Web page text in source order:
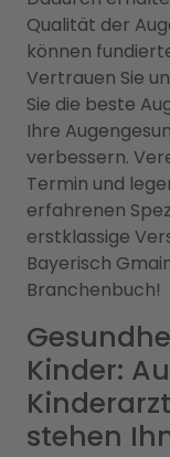
Qualität der
können
Vertrauen Sie
Sie die beste
Ihre
verbessern.
Termin und
erfahrenen
erstklassige
Bayerisch
Branchenbuch!
Kinder:
stehen